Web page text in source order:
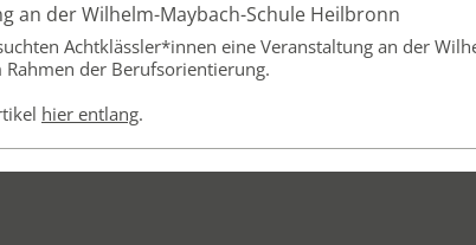
an der Wilhelm-Maybach-Schule Heilbronn
Achtklässler*innen eine Veranstaltung an der
Rahmen der Berufsorientierung.
hier entlang.